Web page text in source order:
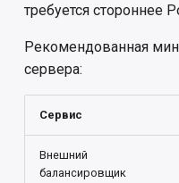
требуется стороннее
Рекомендованная
сервера:
Сервис
Внешний
балансировщик